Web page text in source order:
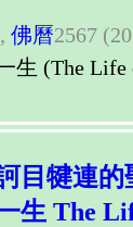
佛曆2567
生 (The Life
目犍連的
生 The